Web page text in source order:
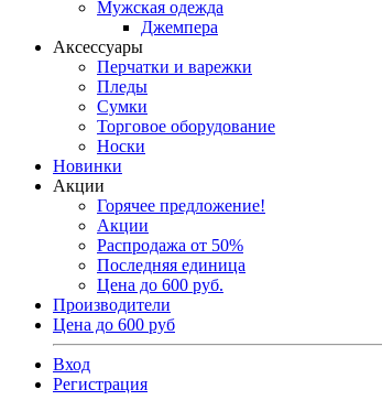
Мужская одежда
Джемпера
Аксессуары
Перчатки и варежки
Пледы
Сумки
Торговое оборудование
Носки
Новинки
Акции
Горячее предложение!
Акции
Распродажа от 50%
Последняя единица
Цена до 600 руб.
Производители
Цена до 600 руб
Вход
Регистрация